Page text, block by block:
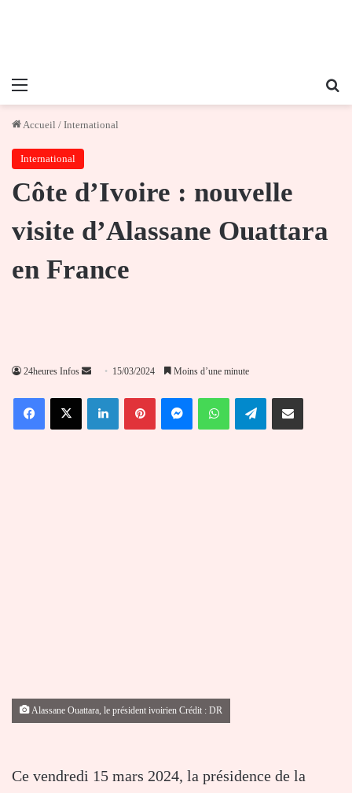
Menu
Accueil / International
International
Côte d’Ivoire : nouvelle
visite d’Alassane Ouattara
en France
24heures Infos
Envoyer
courriel
15/03/2024 Moins d’une minute
FacebookX LinkedinPinterestMessengerWhatsAppTelegramPartager par email
Alassane Ouattara, le président ivoirien Crédit : DR
Ce vendredi 15 mars 2024, la présidence de la